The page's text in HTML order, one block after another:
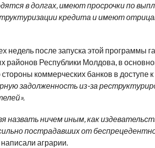
в долгах, имеют просрочки по
кредита и имеют
недель после запуска этой программы
районов Республики Молдова, в
коммерческих банков в доступе
задолженность из-за
назвать ничем иным, как
пострадавших от
аграрии.